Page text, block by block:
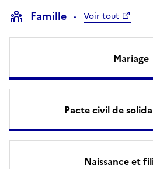
Famille Voir tout
Mariage
Pacte civil de
Naissance et